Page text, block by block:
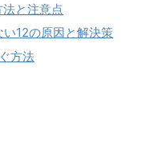
と注意点
12の原因と解決策
方法